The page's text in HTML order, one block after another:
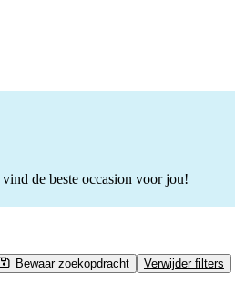
de beste occasion voor jou!
Bewaar zoekopdracht
Verwijder filters